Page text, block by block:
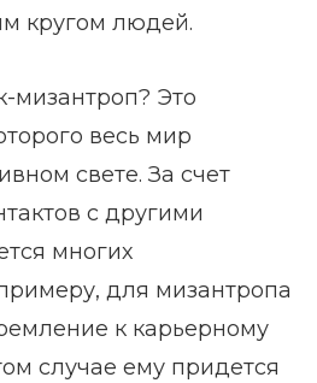
кругом людей.
мизантроп? Это
весь мир
свете. За счет
с другими
многих
для мизантропа
к карьерному
случае ему придется